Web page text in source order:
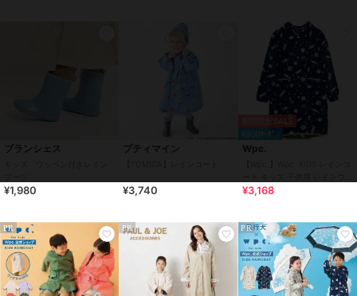
商品のお取り扱い方法
チェ
晴雨兼用 洗える/
撥水／防水加工
ライフスタイル
ポリエステル素材/無地/チェ
ック柄/ プリント柄 /その他柄
リボン/ 晴雨兼用/ 洗える/
撥水／防水加工 /ライフスタイル
ウォーキング・ランニング/ キ
ブランシェス
¥1,980
プティマイン
¥3,740
期間限定SALE
¥300ｸｰﾎﾟﾝ
Wpc.
ア 子ども 男の子 女の子
¥3,168
PR PR PR